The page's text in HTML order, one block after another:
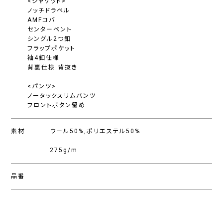
ノッチドラペル
AMFコバ
センターベント
シングル2つ釦
フラップポケット
袖4釦仕様
背裏仕様:背抜き
<パンツ>
ノータックスリムパンツ
フロントボタン留め
素材 ウール50%,ポリエステル50%
275g/m
品番